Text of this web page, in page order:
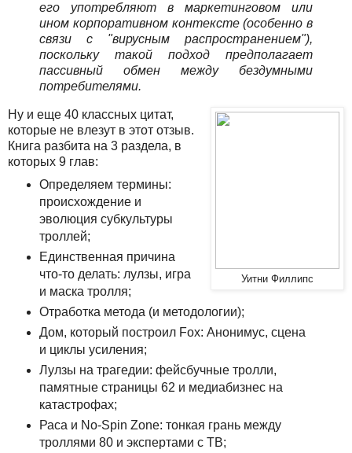
его употребляют в маркетинговом или
ином корпоративном контексте (особенно в
связи с "вирусным распространением"),
поскольку такой подход предполагает
пассивный обмен между бездумными
потребителями.
Уитни Филлипс
Ну и еще 40 классных цитат,
которые не влезут в этот отзыв.
Книга разбита на 3 раздела, в
которых 9 глав:
Определяем термины:
происхождение и
эволюция субкультуры
троллей;
Единственная причина
что-то делать: лулзы, игра
и маска тролля;
Отработка метода (и методологии);
Дом, который построил Fox: Анонимус, сцена
и циклы усиления;
Лулзы на трагедии: фейсбучные тролли,
памятные страницы 62 и медиабизнес на
катастрофах;
Раса и No-Spin Zone: тонкая грань между
троллями 80 и экспертами с ТВ;